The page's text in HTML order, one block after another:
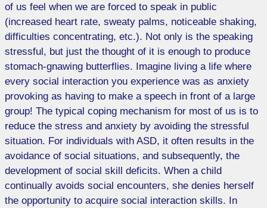
of us feel when we are forced to speak in public
(increased heart rate, sweaty palms, noticeable shaking,
difficulties concentrating, etc.). Not only is the speaking
stressful, but just the thought of it is enough to produce
stomach-gnawing butterflies. Imagine living a life where
every social interaction you experience was as anxiety
provoking as having to make a speech in front of a large
group! The typical coping mechanism for most of us is to
reduce the stress and anxiety by avoiding the stressful
situation. For individuals with ASD, it often results in the
avoidance of social situations, and subsequently, the
development of social skill deficits. When a child
continually avoids social encounters, she denies herself
the opportunity to acquire social interaction skills. In